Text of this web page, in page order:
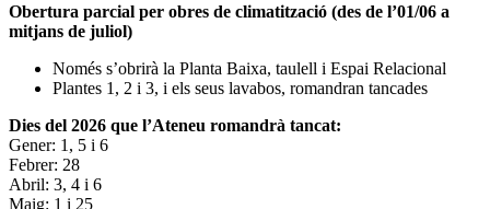
Obertura parcial per obres de climatització (des de l’01/06 a
mitjans de juliol)
Només s’obrirà la Planta Baixa, taulell i Espai Relacional
Plantes 1, 2 i 3, i els seus lavabos, romandran tancades
Dies del 2026 que l’Ateneu romandrà tancat:
Gener: 1, 5 i 6
Febrer: 28
Abril: 3, 4 i 6
Maig: 1 i 25